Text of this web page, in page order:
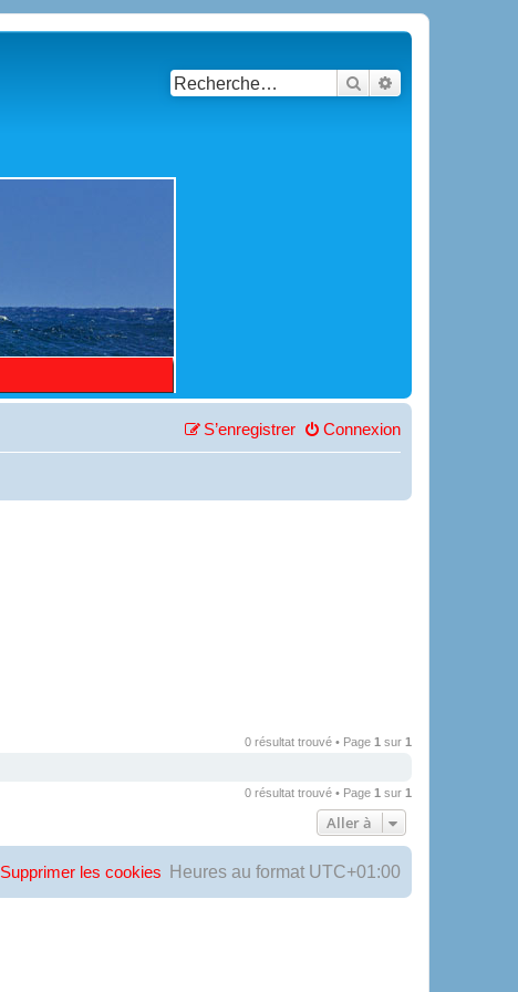
Rechercher
Connexion
S’enregistrer
0 résultat trouvé • Page 1 sur 1
0 résultat trouvé • Page 1 sur 1
Aller à
Heures au format UTC+01:00
Supprimer les cookies